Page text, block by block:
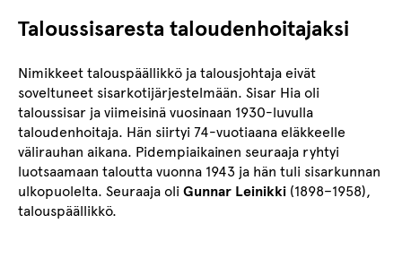
Taloussisaresta taloudenhoitajaksi
Nimikkeet talouspäällikkö ja talousjohtaja eivät
soveltuneet sisarkotijärjestelmään. Sisar Hia oli
taloussisar ja viimeisinä vuosinaan 1930-luvulla
taloudenhoitaja. Hän siirtyi 74-vuotiaana eläkkeelle
välirauhan aikana. Pidempiaikainen seuraaja ryhtyi
luotsaamaan taloutta vuonna 1943 ja hän tuli sisarkunnan
ulkopuolelta. Seuraaja oli Gunnar Leinikki (1898–1958),
talouspäällikkö.